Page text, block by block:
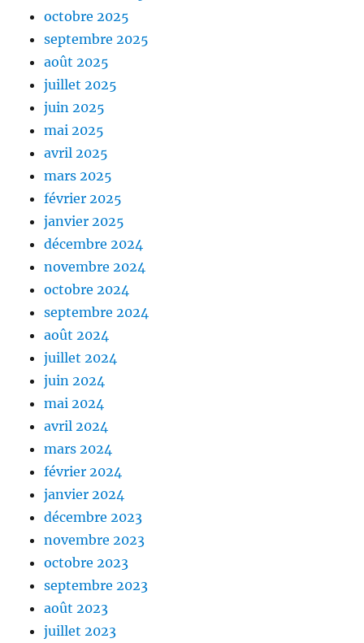
octobre 2025
septembre 2025
août 2025
juillet 2025
juin 2025
mai 2025
avril 2025
mars 2025
février 2025
janvier 2025
décembre 2024
novembre 2024
octobre 2024
septembre 2024
août 2024
juillet 2024
juin 2024
mai 2024
avril 2024
mars 2024
février 2024
janvier 2024
décembre 2023
novembre 2023
octobre 2023
septembre 2023
août 2023
juillet 2023